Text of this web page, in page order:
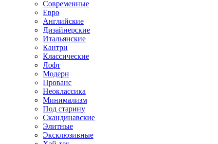
Современные
Евро
Английские
Дизайнерские
Итальянские
Кантри
Классические
Лофт
Модерн
Прованс
Неоклассика
Минимализм
Под старину
Скандинавские
Элитные
Эксклюзивные